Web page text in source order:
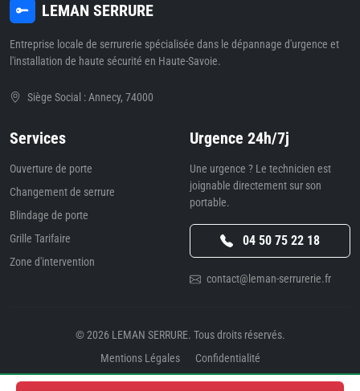
LEMAN SERRURE
Entreprise locale de serrurerie spécialisée dans le dépannage d'urgence et
l'installation de haute sécurité en Haute-Savoie.
Siège Social : Annecy, 74000
Services
Ouverture de porte
Changement de serrure
Blindage de porte
Grille Tarifaire
Zone d'intervention
Urgence 24h/7j
Une urgence ? Le technicien est
joignable directement sur son
portable.
04 50 75 22 18
contact@leman-serrurerie.fr
© 2026 LEMAN SERRURE. Tous droits réservés.
Mentions Légales
Confidentialité